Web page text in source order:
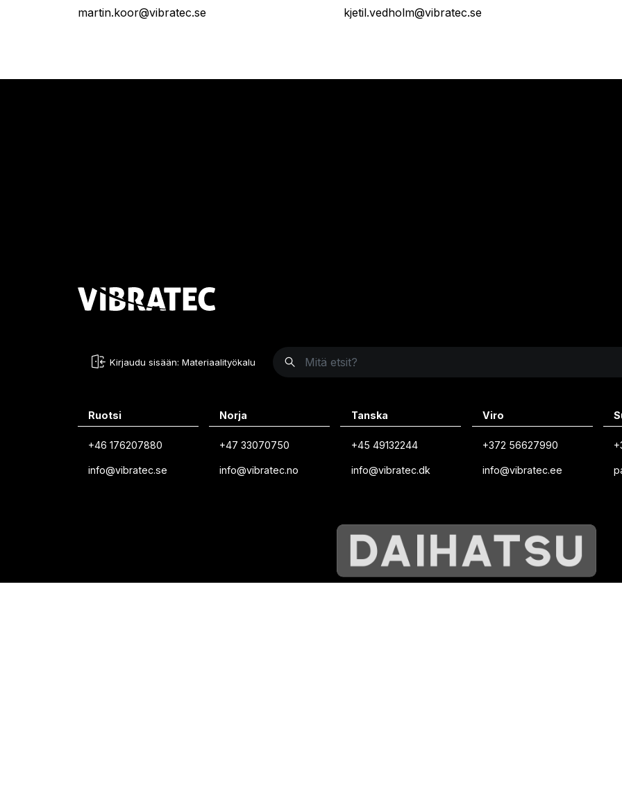
martin.koor@vibratec.se
kjetil.vedholm@vibratec.se
Kirjaudu sisään: Materiaalityökalu
Ruotsi
+46 176207880
info@vibratec.se
Norja
+47 33070750
info@vibratec.no
Tanska
+45 49132244
info@vibratec.dk
Viro
+372 56627990
info@vibratec.ee